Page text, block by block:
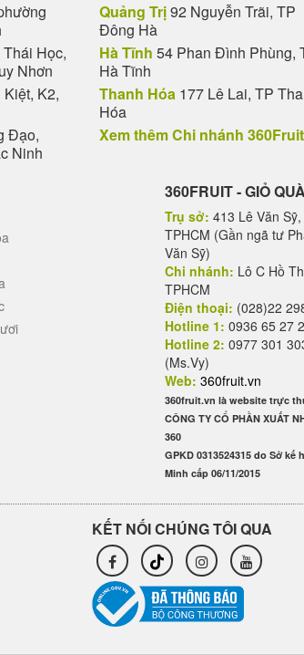
Học,
Nhơn
K2,
Đạo,
Ninh
Quảng Trị92 Nguyễn Trãi, TP
Đông Hà
Hà Tĩnh 54 Phan Đình Phùng,
Hà Tĩnh
Thanh Hóa 177 Lê Lai, TP
Hóa
Xem thêm Chi nhánh 360Fruit
360FRUIT - GIỎ
Trụ sở: 413 Lê Văn
TPHCM (Gần ngã tư
Văn Sỹ)
Chi nhánh: Lô C Hồ
TPHCM
Điện thoại: (028)22
Hotline 1: 0936 65 27
Hotline 2: 0977 301
(Ms.Vy)
Web: 360fruit.vn
360fruit.vn là website trực
CÔNG TY CỔ PHẦN XUẤT
360
GPKD 0313524315 do Sở
Minh cấp 06/11/2015
KẾT NỐI CHÚNG TÔI QUA